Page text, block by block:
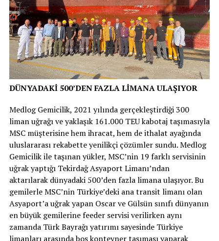
DÜNYADAKİ 500’DEN FAZLA LİMANA ULAŞIYOR
Medlog Gemicilik, 2021 yılında gerçekleştirdiği 300
liman uğrağı ve yaklaşık 161.000 TEU kabotaj taşımasıyla
MSC müşterisine hem ihracat, hem de ithalat ayağında
uluslararası rekabette yenilikçi çözümler sundu. Medlog
Gemicilik ile taşınan yükler, MSC’nin 19 farklı servisinin
uğrak yaptığı Tekirdağ Asyaport Limanı’ndan
aktarılarak dünyadaki 500’den fazla limana ulaşıyor. Bu
gemilerle MSC’nin Türkiye’deki ana transit limanı olan
Asyaport’a uğrak yapan Oscar ve Gülsün sınıfı dünyanın
en büyük gemilerine feeder servisi verilirken aynı
zamanda Türk Bayrağı yatırımı sayesinde Türkiye
limanları arasında boş konteyner taşıması yaparak